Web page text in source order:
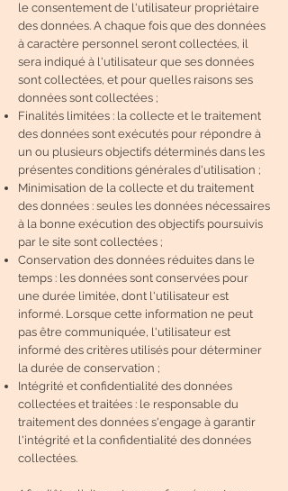
le consentement de l'utilisateur propriétaire
des données. A chaque fois que des données
à caractère personnel seront collectées, il
sera indiqué à l'utilisateur que ses données
sont collectées, et pour quelles raisons ses
données sont collectées ;
Finalités limitées : la collecte et le traitement
des données sont exécutés pour répondre à
un ou plusieurs objectifs déterminés dans les
présentes conditions générales d'utilisation ;
Minimisation de la collecte et du traitement
des données : seules les données nécessaires
à la bonne exécution des objectifs poursuivis
par le site sont collectées ;
Conservation des données réduites dans le
temps : les données sont conservées pour
une durée limitée, dont l'utilisateur est
informé. Lorsque cette information ne peut
pas être communiquée, l'utilisateur est
informé des critères utilisés pour déterminer
la durée de conservation ;
Intégrité et confidentialité des données
collectées et traitées : le responsable du
traitement des données s'engage à garantir
l'intégrité et la confidentialité des données
collectées.